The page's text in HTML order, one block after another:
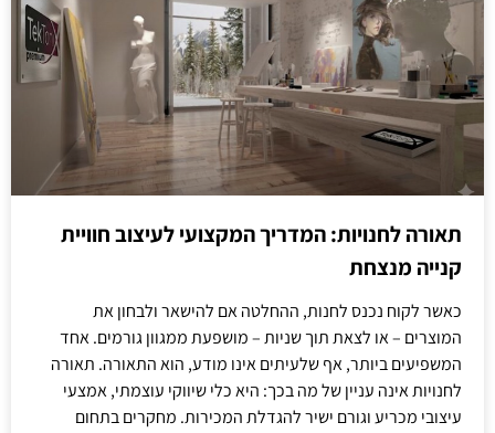
תאורה לחנויות: המדריך המקצועי לעיצוב חוויית
קנייה מנצחת
כאשר לקוח נכנס לחנות, ההחלטה אם להישאר ולבחון את
המוצרים – או לצאת תוך שניות – מושפעת ממגוון גורמים. אחד
המשפיעים ביותר, אף שלעיתים אינו מודע, הוא התאורה. תאורה
לחנויות אינה עניין של מה בכך: היא כלי שיווקי עוצמתי, אמצעי
עיצובי מכריע וגורם ישיר להגדלת המכירות. מחקרים בתחום